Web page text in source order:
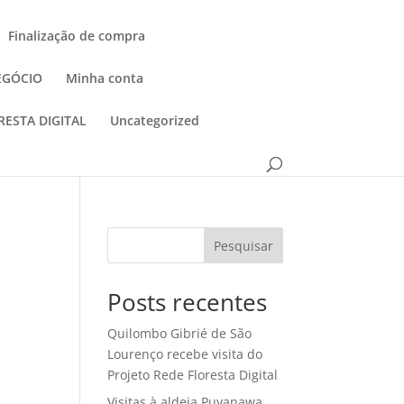
Finalização de compra
Minha conta
DIGITAL Uncategorized
Pesquisar
Posts recentes
Quilombo Gibrié de São
Lourenço recebe visita do
Projeto Rede Floresta Digital